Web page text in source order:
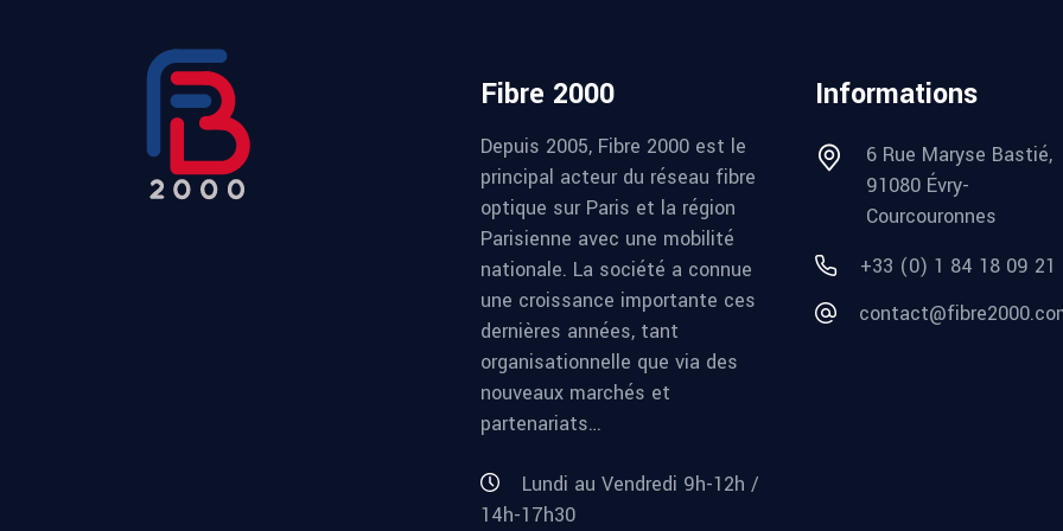
Fibre 2000
Depuis 2005, Fibre 2000 est le
principal acteur du réseau fibre
optique sur Paris et la région
Parisienne avec une mobilité
nationale. La société a connue
une croissance importante ces
dernières années, tant
organisationnelle que via des
nouveaux marchés et
partenariats…
Lundi au Vendredi 9h-12h /
14h-17h30
Informations
6 Rue Maryse Bastié,
91080 Évry-
Courcouronnes
+33 (0) 1 84 18 09 21